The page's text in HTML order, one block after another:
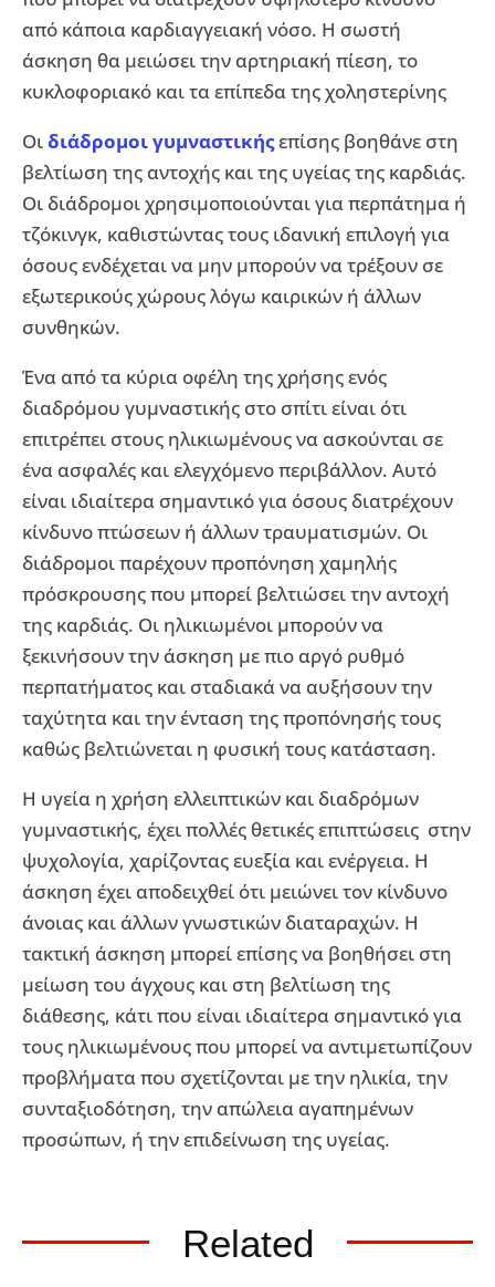
από κάποια καρδιαγγειακή νόσο. Η σωστή
άσκηση θα μειώσει την αρτηριακή πίεση, το
κυκλοφοριακό και τα επίπεδα της χοληστερίνης
Οιδιάδρομοι γυμναστικήςεπίσης βοηθάνε στη
βελτίωση της αντοχής και της υγείας της καρδιάς.
Οι διάδρομοι χρησιμοποιούνται για περπάτημα ή
τζόκινγκ, καθιστώντας τους ιδανική επιλογή για
όσους ενδέχεται να μην μπορούν να τρέξουν σε
εξωτερικούς χώρους λόγω καιρικών ή άλλων
συνθηκών.
Ένα από τα κύρια οφέλη της χρήσης ενός
διαδρόμου γυμναστικής στο σπίτι είναι ότι
επιτρέπει στους ηλικιωμένους να ασκούνται σε
ένα ασφαλές και ελεγχόμενο περιβάλλον. Αυτό
είναι ιδιαίτερα σημαντικό για όσους διατρέχουν
κίνδυνο πτώσεων ή άλλων τραυματισμών. Οι
διάδρομοι παρέχουν προπόνηση χαμηλής
πρόσκρουσης που μπορεί βελτιώσει την αντοχή
της καρδιάς. Οι ηλικιωμένοι μπορούν να
ξεκινήσουν την άσκηση με πιο αργό ρυθμό
περπατήματος και σταδιακά να αυξήσουν την
ταχύτητα και την ένταση της προπόνησής τους
καθώς βελτιώνεται η φυσική τους κατάσταση.
Η υγεία η χρήση ελλειπτικών και διαδρόμων
γυμναστικής, έχει πολλές θετικές επιπτώσεις στην
ψυχολογία, χαρίζοντας ευεξία και ενέργεια. Η
άσκηση έχει αποδειχθεί ότι μειώνει τον κίνδυνο
άνοιας και άλλων γνωστικών διαταραχών. Η
τακτική άσκηση μπορεί επίσης να βοηθήσει στη
μείωση του άγχους και στη βελτίωση της
διάθεσης, κάτι που είναι ιδιαίτερα σημαντικό για
τους ηλικιωμένους που μπορεί να αντιμετωπίζουν
προβλήματα που σχετίζονται με την ηλικία, την
συνταξιοδότηση, την απώλεια αγαπημένων
προσώπων, ή την επιδείνωση της υγείας.
Related